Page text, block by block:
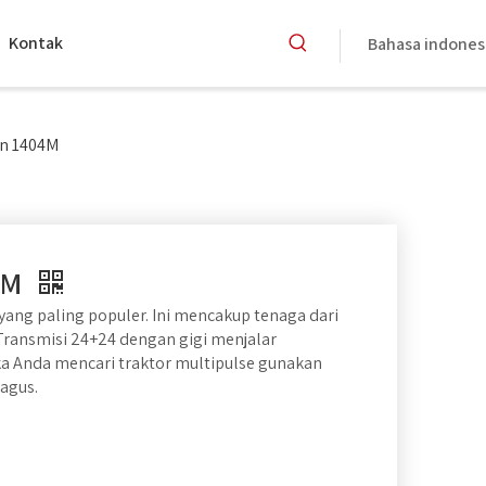
Kontak Bahasa
1404M
paling populer. Ini mencakup tenaga dari
24+24 dengan gigi menjalar
Anda mencari traktor multipulse gunakan